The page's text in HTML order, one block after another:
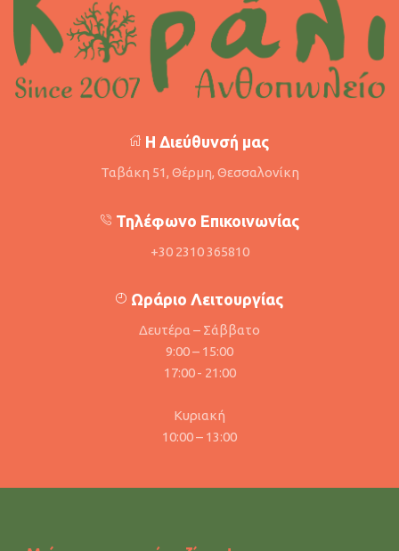
Η Διεύθυνσή μας
Ταβάκη 51, Θέρμη, Θεσσαλονίκη
Τηλέφωνο Επικοινωνίας
+30 2310 365810
Ωράριο Λειτουργίας
Δευτέρα – Σάββατο
9:00 – 15:00
17:00 - 21:00
Κυριακή
10:00 – 13:00